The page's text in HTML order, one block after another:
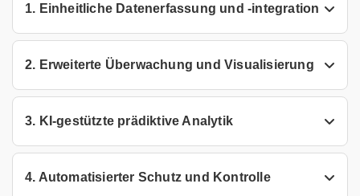
1. Einheitliche Datenerfassung und -integration
2. Erweiterte Überwachung und Visualisierung
3. KI-gestützte prädiktive Analytik
4. Automatisierter Schutz und Kontrolle